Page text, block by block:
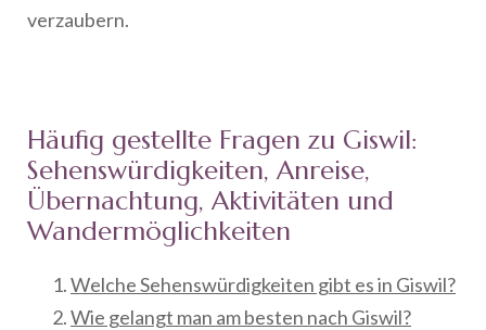
verzaubern.
Häufig gestellte Fragen zu Giswil:
Sehenswürdigkeiten, Anreise,
Übernachtung, Aktivitäten und
Wandermöglichkeiten
Welche Sehenswürdigkeiten gibt es in Giswil?
Wie gelangt man am besten nach Giswil?